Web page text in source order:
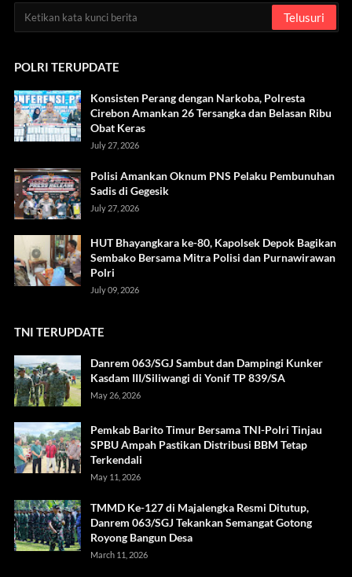
POLRI TERUPDATE
Konsisten Perang dengan Narkoba, Polresta
Cirebon Amankan 26 Tersangka dan Belasan Ribu
Obat Keras
July 27, 2026
Polisi Amankan Oknum PNS Pelaku Pembunuhan
Sadis di Gegesik
July 27, 2026
HUT Bhayangkara ke-80, Kapolsek Depok Bagikan
Sembako Bersama Mitra Polisi dan Purnawirawan
Polri
July 09, 2026
TNI TERUPDATE
Danrem 063/SGJ Sambut dan Dampingi Kunker
Kasdam III/Siliwangi di Yonif TP 839/SA
May 26, 2026
Pemkab Barito Timur Bersama TNI-Polri Tinjau
SPBU Ampah Pastikan Distribusi BBM Tetap
Terkendali
May 11, 2026
TMMD Ke-127 di Majalengka Resmi Ditutup,
Danrem 063/SGJ Tekankan Semangat Gotong
Royong Bangun Desa
March 11, 2026